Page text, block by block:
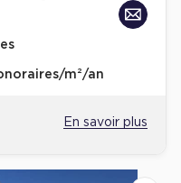
m²/an
En savoir plus